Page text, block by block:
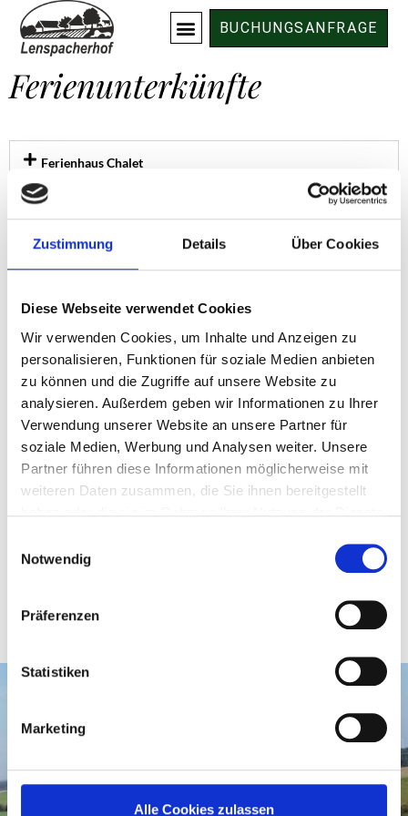
Zustimmung Details Über Cookies
Diese Webseite verwendet Cookies
Wir verwenden Cookies, um Inhalte und Anzeigen zu
personalisieren, Funktionen für soziale Medien anbieten
zu können und die Zugriffe auf unsere Website zu
analysieren. Außerdem geben wir Informationen zu Ihrer
Verwendung unserer Website an unsere Partner für
soziale Medien, Werbung und Analysen weiter. Unsere
Partner führen diese Informationen möglicherweise mit
weiteren Daten zusammen, die Sie ihnen bereitgestellt
Notwendig
Präferenzen
Statistiken
Marketing
Alle Cookies zulassen
BUCHUNGSANFRAGE
Ferienunterkünfte
Ferienhaus Chalet
Ferienwohnung Helene
Buchungsanfragen
Bitte nutzen Sie für Buchungsanfragen
unser Anfrageformular. Wir freuen uns
auf Ihre Nachricht.
Adresse: Lenspacherhof 1, 66987 Thaleischweiler-